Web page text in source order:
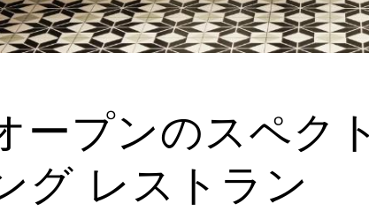
ープンのスペク
グ レストラン